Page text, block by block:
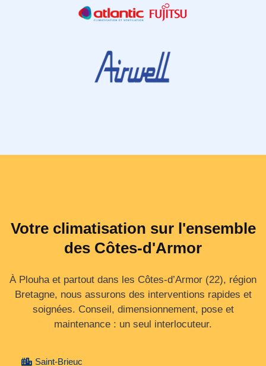
Votre climatisation sur l'ensemble
des Côtes-d'Armor
À Plouha et partout dans les Côtes‑d’Armor (22), région
Bretagne, nous assurons des interventions rapides et
soignées. Conseil, dimensionnement, pose et
maintenance : un seul interlocuteur.
Saint-Brieuc